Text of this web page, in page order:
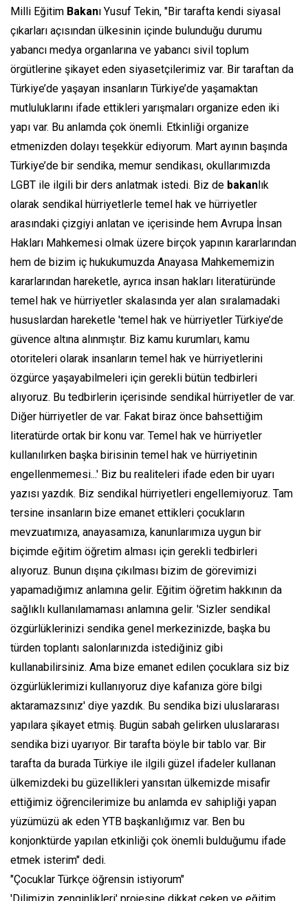
Milli Eğitim Bakanı Yusuf Tekin, "Bir tarafta kendi siyasal
çıkarları açısından ülkesinin içinde bulunduğu durumu
yabancı medya organlarına ve yabancı sivil toplum
örgütlerine şikayet eden siyasetçilerimiz var. Bir taraftan da
Türkiye’de yaşayan insanların Türkiye’de yaşamaktan
mutluluklarını ifade ettikleri yarışmaları organize eden iki
yapı var. Bu anlamda çok önemli. Etkinliği organize
etmenizden dolayı teşekkür ediyorum. Mart ayının başında
Türkiye’de bir sendika, memur sendikası, okullarımızda
LGBT ile ilgili bir ders anlatmak istedi. Biz de bakan lık
olarak sendikal hürriyetlerle temel hak ve hürriyetler
arasındaki çizgiyi anlatan ve içerisinde hem Avrupa İnsan
Hakları Mahkemesi olmak üzere birçok yapının kararlarından
hem de bizim iç hukukumuzda Anayasa Mahkememizin
kararlarından hareketle, ayrıca insan hakları literatüründe
temel hak ve hürriyetler skalasında yer alan sıralamadaki
hususlardan hareketle 'temel hak ve hürriyetler Türkiye’de
güvence altına alınmıştır. Biz kamu kurumları, kamu
otoriteleri olarak insanların temel hak ve hürriyetlerini
özgürce yaşayabilmeleri için gerekli bütün tedbirleri
alıyoruz. Bu tedbirlerin içerisinde sendikal hürriyetler de var.
Diğer hürriyetler de var. Fakat biraz önce bahsettiğim
literatürde ortak bir konu var. Temel hak ve hürriyetler
kullanılırken başka birisinin temel hak ve hürriyetinin
engellenmemesi...' Biz bu realiteleri ifade eden bir uyarı
yazısı yazdık. Biz sendikal hürriyetleri engellemiyoruz. Tam
tersine insanların bize emanet ettikleri çocukların
mevzuatımıza, anayasamıza, kanunlarımıza uygun bir
biçimde eğitim öğretim alması için gerekli tedbirleri
alıyoruz. Bunun dışına çıkılması bizim de görevimizi
yapamadığımız anlamına gelir. Eğitim öğretim hakkının da
sağlıklı kullanılamaması anlamına gelir. 'Sizler sendikal
özgürlüklerinizi sendika genel merkezinizde, başka bu
türden toplantı salonlarınızda istediğiniz gibi
kullanabilirsiniz. Ama bize emanet edilen çocuklara siz biz
özgürlüklerimizi kullanıyoruz diye kafanıza göre bilgi
aktaramazsınız' diye yazdık. Bu sendika bizi uluslararası
yapılara şikayet etmiş. Bugün sabah gelirken uluslararası
sendika bizi uyarıyor. Bir tarafta böyle bir tablo var. Bir
tarafta da burada Türkiye ile ilgili güzel ifadeler kullanan
ülkemizdeki bu güzellikleri yansıtan ülkemizde misafir
ettiğimiz öğrencilerimize bu anlamda ev sahipliği yapan
yüzümüzü ak eden YTB başkanlığımız var. Ben bu
konjonktürde yapılan etkinliği çok önemli bulduğumu ifade
etmek isterim" dedi.
"Çocuklar Türkçe öğrensin istiyorum"